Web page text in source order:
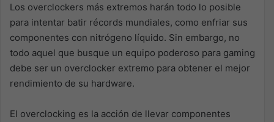
Los overclockers más extremos harán todo lo posible
para intentar batir récords mundiales, como enfriar sus
componentes con nitrógeno líquido. Sin embargo, no
todo aquel que busque un equipo poderoso para gaming
debe ser un overclocker extremo para obtener el mejor
rendimiento de su hardware.
El overclocking es la acción de llevar componentes